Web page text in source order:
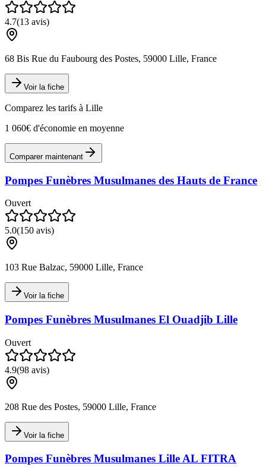
4.7(13 avis)
68 Bis Rue du Faubourg des Postes, 59000 Lille, France
Voir la fiche
Comparez les tarifs à Lille
1 060€ d'économie en moyenne
Comparer maintenant
Pompes Funèbres Musulmanes des Hauts de France
Ouvert
5.0(150 avis)
103 Rue Balzac, 59000 Lille, France
Voir la fiche
Pompes Funèbres Musulmanes El Ouadjib Lille
Ouvert
4.9(98 avis)
208 Rue des Postes, 59000 Lille, France
Voir la fiche
Pompes Funèbres Musulmanes Lille AL FITRA